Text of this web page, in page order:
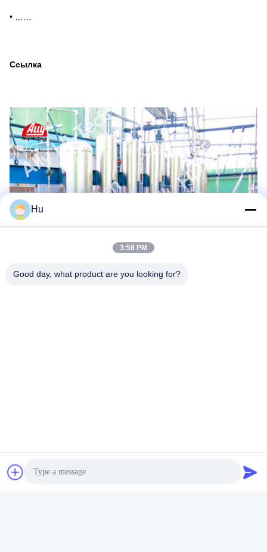
• ……
Ссылка
Hu
3:58 PM
Good day, what product are you looking for?